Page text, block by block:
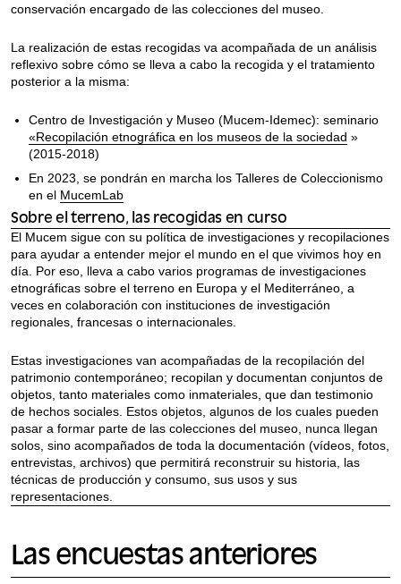
conservación encargado de las colecciones del museo.
La realización de estas recogidas va acompañada de un análisis
reflexivo sobre cómo se lleva a cabo la recogida y el tratamiento
posterior a la misma:
Centro de Investigación y Museo (Mucem-Idemec): seminario
«Recopilación etnográfica en los museos de la sociedad »
(2015-2018)
En 2023, se pondrán en marcha los Talleres de Coleccionismo
en el MucemLab
Sobre el terreno, las recogidas en curso
El Mucem sigue con su política de investigaciones y recopilaciones
para ayudar a entender mejor el mundo en el que vivimos hoy en
día. Por eso, lleva a cabo varios programas de investigaciones
etnográficas sobre el terreno en Europa y el Mediterráneo, a
veces en colaboración con instituciones de investigación
regionales, francesas o internacionales.
Estas investigaciones van acompañadas de la recopilación del
patrimonio contemporáneo; recopilan y documentan conjuntos de
objetos, tanto materiales como inmateriales, que dan testimonio
de hechos sociales. Estos objetos, algunos de los cuales pueden
pasar a formar parte de las colecciones del museo, nunca llegan
solos, sino acompañados de toda la documentación (vídeos, fotos,
entrevistas, archivos) que permitirá reconstruir su historia, las
técnicas de producción y consumo, sus usos y sus
representaciones.
Las encuestas anteriores